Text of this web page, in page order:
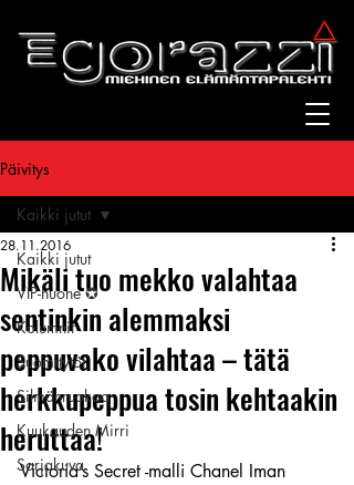
Päivitys
Kaikki jutut
VIP-huone ✪
Kolumnit
Suomitytöt
Silmänruokaa
Kuukauden Mirri
Sarjakuva
Kaikki jutut
Mikäli tuo mekko valahtaa
sentinkin alemmaksi
peppuvako vilahtaa – tätä
herkkupeppua tosin kehtaakin
heruttaa!
28.11.2016
Victoria’s Secret -malli Chanel Iman